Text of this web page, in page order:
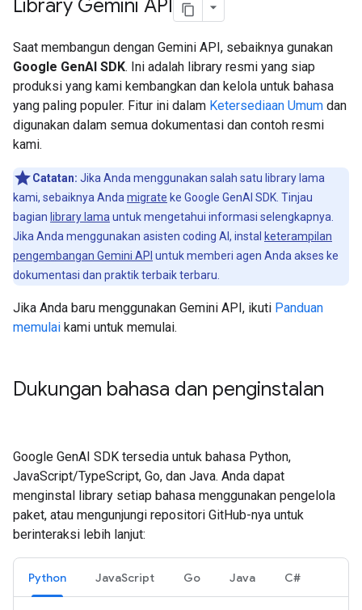
Library Gemini API
Saat membangun dengan Gemini API, sebaiknya gunakan
Google GenAI SDK. Ini adalah library resmi yang siap
produksi yang kami kembangkan dan kelola untuk bahasa
yang paling populer. Fitur ini dalam Ketersediaan Umum dan
digunakan dalam semua dokumentasi dan contoh resmi
kami.
Catatan: Jika Anda menggunakan salah satu library lama
kami, sebaiknya Anda migrate ke Google GenAI SDK. Tinjau
bagian library lama untuk mengetahui informasi selengkapnya.
Jika Anda menggunakan asisten coding AI, instal keterampilan
pengembangan Gemini API untuk memberi agen Anda akses ke
dokumentasi dan praktik terbaik terbaru.
Jika Anda baru menggunakan Gemini API, ikuti Panduan
memulai kami untuk memulai.
Dukungan bahasa dan penginstalan
Google GenAI SDK tersedia untuk bahasa Python,
JavaScript/TypeScript, Go, dan Java. Anda dapat
menginstal library setiap bahasa menggunakan pengelola
paket, atau mengunjungi repositori GitHub-nya untuk
berinteraksi lebih lanjut:
Python JavaScript Go Java C#